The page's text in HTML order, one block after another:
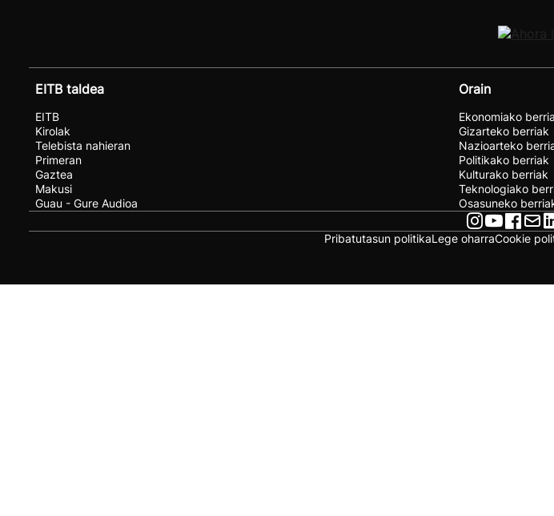
EITB taldea
EITB
Kirolak
Telebista nahieran
Primeran
Gaztea
Makusi
Guau - Gure Audioa
Orain
Ekonomiako
Gizarteko berriak
Nazioarteko
Politikako berriak
Kulturako berriak
Teknologiako
Osasuneko
Pribatutasun politikaLege oharraCookie